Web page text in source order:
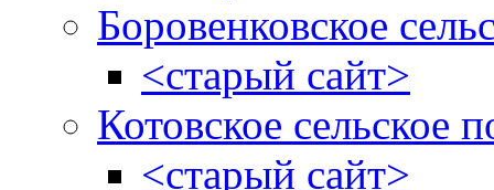
Боровенковское
<старый сайт>
Котовское сельское
<старый сайт>